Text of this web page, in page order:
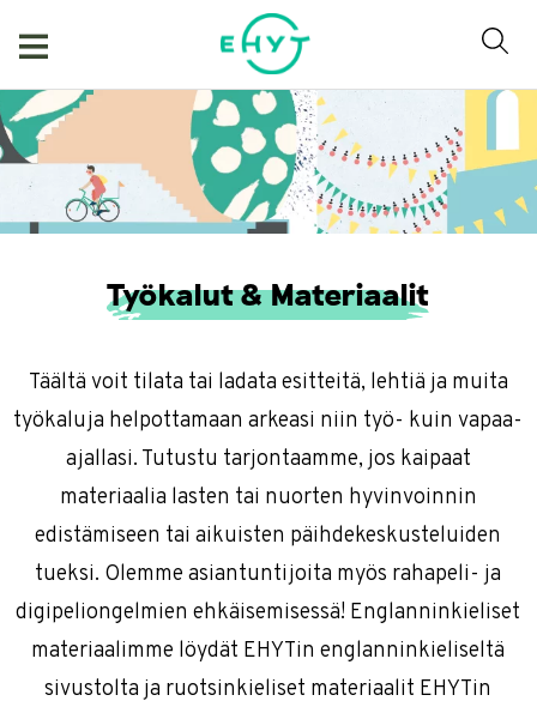
Työkalut & Materiaalit
Täältä voit tilata tai ladata esitteitä, lehtiä ja muita
työkaluja helpottamaan arkeasi niin työ- kuin vapaa-
ajallasi. Tutustu tarjontaamme, jos kaipaat
materiaalia lasten tai nuorten hyvinvoinnin
edistämiseen tai aikuisten päihdekeskusteluiden
tueksi. Olemme asiantuntijoita myös rahapeli- ja
digipeliongelmien ehkäisemisessä! Englanninkieliset
materiaalimme löydät EHYTin englanninkieliseltä
sivustolta ja ruotsinkieliset materiaalit EHYTin